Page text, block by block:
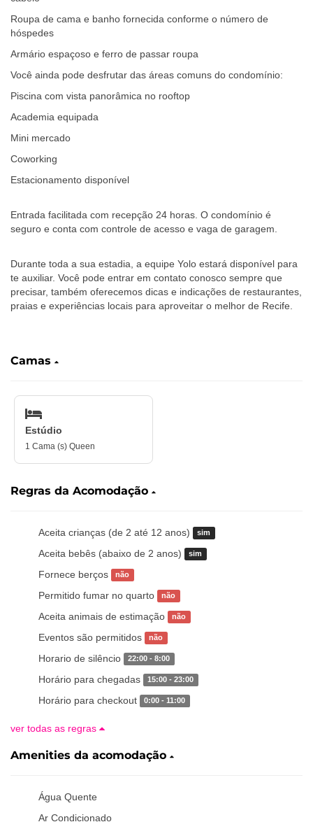
Roupa de cama e banho fornecida conforme o número de
hóspedes
Armário espaçoso e ferro de passar roupa
Você ainda pode desfrutar das áreas comuns do condomínio:
Piscina com vista panorâmica no rooftop
Academia equipada
Mini mercado
Coworking
Estacionamento disponível
Entrada facilitada com recepção 24 horas. O condomínio é
seguro e conta com controle de acesso e vaga de garagem.
Durante toda a sua estadia, a equipe Yolo estará disponível para
te auxiliar. Você pode entrar em contato conosco sempre que
precisar, também oferecemos dicas e indicações de restaurantes,
praias e experiências locais para aproveitar o melhor de Recife.
Camas
Estúdio
1 Cama (s) Queen
Regras da Acomodação
Aceita crianças (de 2 até 12 anos) sim
Aceita bebês (abaixo de 2 anos) sim
Fornece berços não
Permitido fumar no quarto não
Aceita animais de estimação não
Eventos são permitidos não
Horario de silêncio 22:00 - 8:00
Horário para chegadas 15:00 - 23:00
Horário para checkout 0:00 - 11:00
ver todas as regras
Amenities da acomodação
Água Quente
Ar Condicionado